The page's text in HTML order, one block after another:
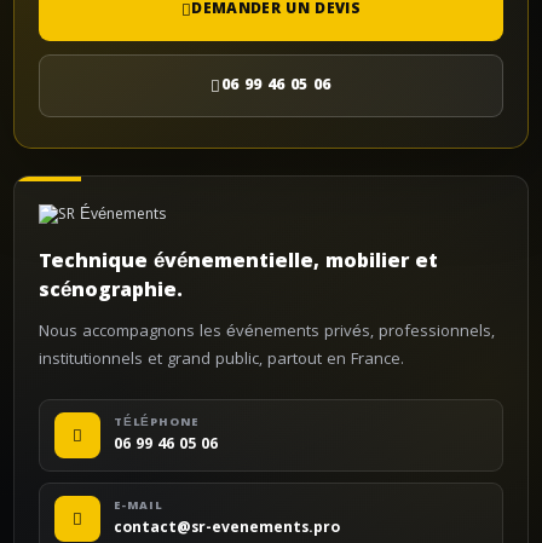
DEMANDER UN DEVIS
06 99 46 05 06
Technique événementielle, mobilier et
scénographie.
Nous accompagnons les événements privés, professionnels,
institutionnels et grand public, partout en France.
TÉLÉPHONE
06 99 46 05 06
E-MAIL
contact@sr-evenements.pro